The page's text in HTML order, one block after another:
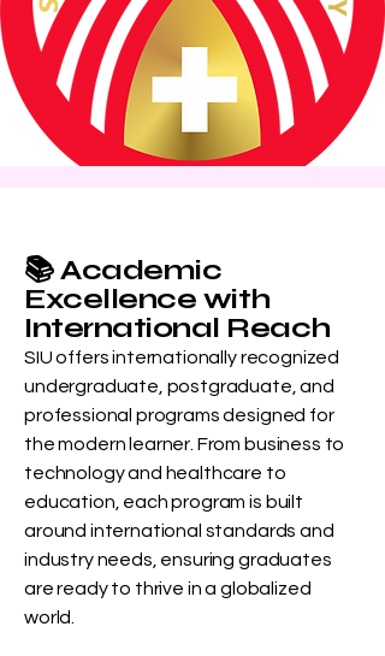
📚 Academic
Excellence with
International Reach
SIU offers internationally recognized
undergraduate, postgraduate, and
professional programs designed for
the modern learner. From business to
technology and healthcare to
education, each program is built
around international standards and
industry needs, ensuring graduates
are ready to thrive in a globalized
world.